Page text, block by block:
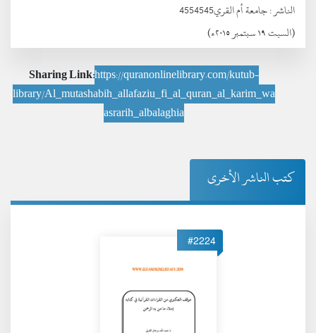
(السبت ١٩ سبتمبر ٢٠١٥ء)
الناشر :جامعة أم القري4554545
Sharing Link:https://quranonlinelibrary.com/kutub-
library/Al_mutashabih_allafaziu_fi_al_quran_al_karim_wa
asrarih_albalaghia
كتب الناشر الأخرى
#2224